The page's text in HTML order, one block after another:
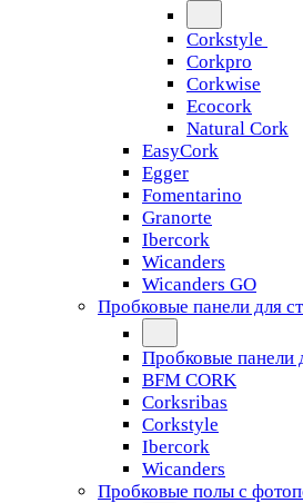
Corkstyle
Corkpro
Corkwise
Ecocork
Natural Cork
EasyCork
Egger
Fomentarino
Granorte
Ibercork
Wicanders
Wicanders GO
Пробковые панели для
Пробковые панели
BFM CORK
Corksribas
Corkstyle
Ibercork
Wicanders
Пробковые полы с